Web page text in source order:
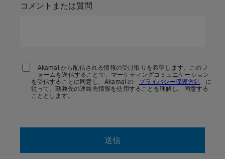
コメントまたは質問
Akamai から配信される情報の受け取りを希望します。このフ
ォームを送信することで、マーケティングコミュニケーション
を受信することに同意し、Akamai の
プライバシー保護方針
に
従って、勤務先の連絡先情報を使用することを理解し、同意する
こととします。
送信